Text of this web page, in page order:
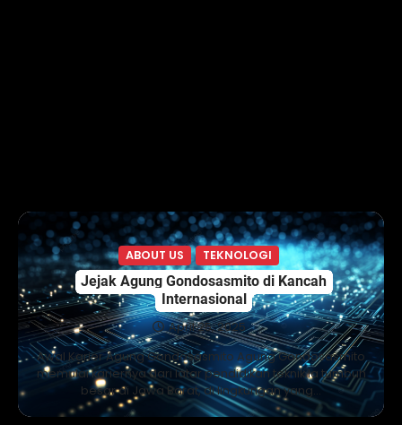
ABOUT US TEKNOLOGI
Jejak Agung Gondosasmito di Kancah
Internasional
April 25, 2025
Awal Karier Agung Gondosasmito Agung Gondosasmito
memulai kariernya dari latar pendidikan teknik.Ia tumbuh
besar di Jawa Barat, di lingkungan yang…